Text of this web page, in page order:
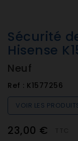
Sécurité
Hisense
Neuf
Ref : K1577256
VOIR LES
23,00 €